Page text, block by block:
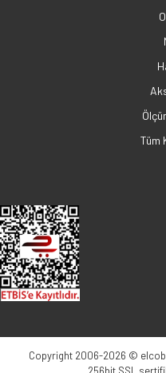
Tüm
Copyright 2006-2026 ©